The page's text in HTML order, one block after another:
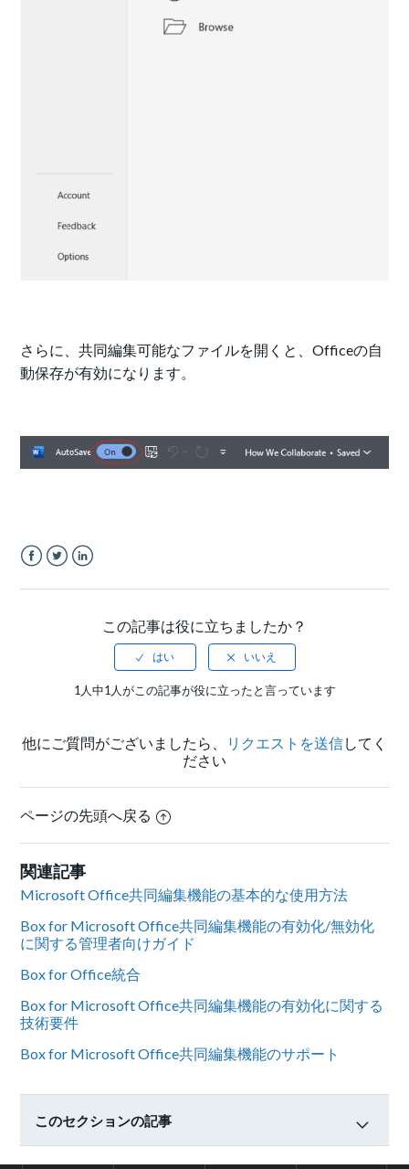
さらに、共同編集可能なファイルを開くと、Officeの自
動保存が有効になります。
この記事は役に立ちましたか？
1人中1人がこの記事が役に立ったと言っています
他にご質問がございましたら、 リクエストを送信してく
ださい
ページの先頭へ戻る
関連記事
Microsoft Office共同編集機能の基本的な使用方法
Box for Microsoft Office共同編集機能の有効化/無効化
に関する管理者向けガイド
Box for Office統合
Box for Microsoft Office共同編集機能の有効化に関する
技術要件
Box for Microsoft Office共同編集機能のサポート
このセクションの記事